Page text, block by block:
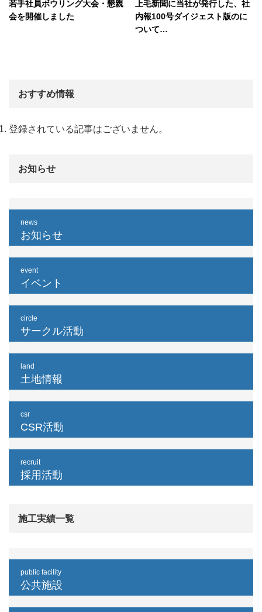
若手社員ボウリング大会・懇親
会を開催しました
上毛新聞に当社が発行した、社
内報100号ダイジェスト版のに
ついて…
おすすめ情報
登録されている記事はございません。
お知らせ
news
お知らせ
event
イベント
circle
サークル活動
land
土地情報
csr
CSR活動
recruit
採用活動
施工実績一覧
public facility
公共施設